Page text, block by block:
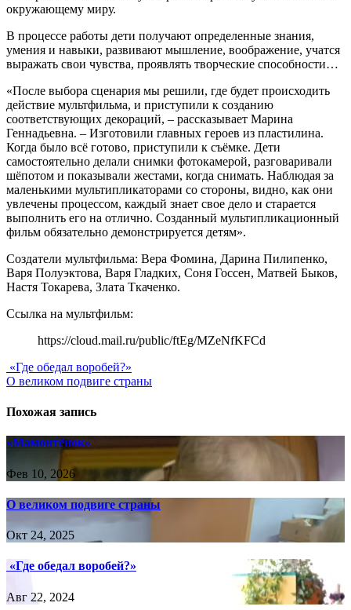
окружающему миру.
В процессе работы дети получают определенные знания,
умения и навыки, развивают мышление, воображение, учатся
выражать свои чувства, проявлять творческие способности…
«После выбора сценария мы решили, где будет происходить
действие мультфильма, и приступили к созданию
соответствующих декораций, – рассказывает Марина
Геннадьевна. – Изготовили главных героев из пластилина.
Когда было всё готово, приступили к съёмке. Дети
самостоятельно делали снимки фотокамерой, разговаривали
шёпотом и показывали жестами, когда снимать. Наблюдая за
маленькими мультипликаторами со стороны, видно, как они
увлечены процессом, каждый знает свое дело и старается
выполнить его на отлично. Созданный мультипликационный
фильм обязательно демонстрируется детям».
Создатели мультфильма: Вера Фомина, Дарина Пилипенко,
Варя Полуэктова, Варя Гладких, Соня Госсен, Матвей Быков,
Настя Токарева, Злата Ткаченко.
Ссылка на мультфильм:
https://cloud.mail.ru/public/ftEg/MZeNfKFCd
Навигация
по
записям
«Где обедал воробей?»
О великом подвиге страны
Похожая запись
«Мамонтёнок»
Фев 10, 2026
О великом подвиге страны
Окт 24, 2025
«Где обедал воробей?»
Авг 22, 2024